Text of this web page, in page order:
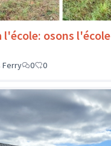
l'école: osons l'école
Ferry
0 0